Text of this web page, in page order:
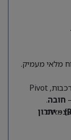
מלאי מעמיק.
שליטה גבוהה מאוד ב-Excel (נוסחאות מורכבות, Pivot
חובה.
עצמאית.
ניסיון קודם בעולם הקמעונאות (Retail) – יתרון